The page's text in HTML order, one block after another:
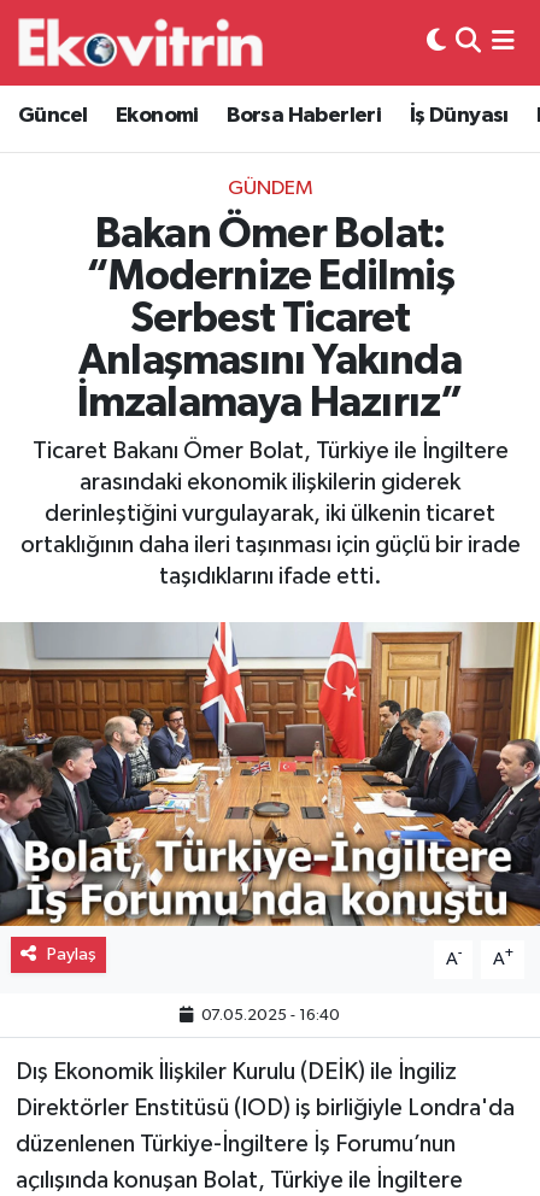
Güncel Ekonomi Borsa Haberleri İş Dünyası
GÜNDEM
Bakan Ömer Bolat:
“Modernize Edilmiş
Serbest Ticaret
Anlaşmasını Yakında
İmzalamaya Hazırız”
Ticaret Bakanı Ömer Bolat, Türkiye ile İngiltere
arasındaki ekonomik ilişkilerin giderek
derinleştiğini vurgulayarak, iki ülkenin ticaret
ortaklığının daha ileri taşınması için güçlü bir irade
taşıdıklarını ifade etti.
Paylaş A- A+
07.05.2025 - 16:40
Dış Ekonomik İlişkiler Kurulu (DEİK) ile İngiliz
Direktörler Enstitüsü (IOD) iş birliğiyle Londra'da
düzenlenen Türkiye-İngiltere İş Forumu’nun
açılışında konuşan Bolat, Türkiye ile İngiltere
Güncel
Ekonomi
Borsa Haberleri
İş Dünyası
Lojistik
Otovitrin
Asayiş
Magazin
Gayrimenkul
Eğitim
Hava Durumu
Trafik Durumu
Süper Lig Puan Durumu ve Fikstür
Tüm Manşetler
Son Dakika Haberleri
Haber Arşivi